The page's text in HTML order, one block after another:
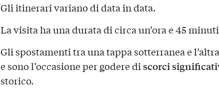
Gli itinerari variano di data in data.
La visita ha una durata di circa un’ora e 45
Gli spostamenti tra una tappa sotterranea e
e sono l’occasione per godere discorci
storico.